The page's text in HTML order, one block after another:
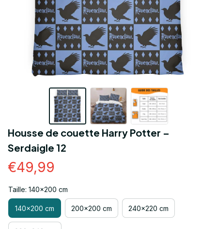
Housse de couette Harry Potter –
Serdaigle 12
€49,99
Taille: 140x200 cm
140x200 cm 200x200 cm 240x220 cm